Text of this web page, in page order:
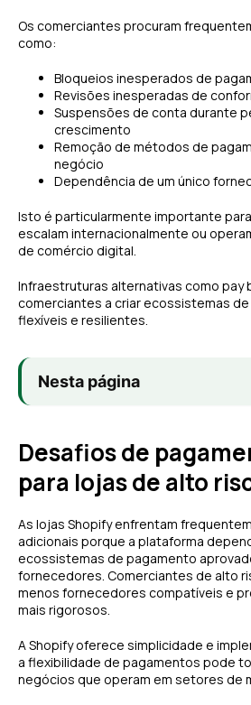
Os comerciantes procuram
como:
Bloqueios inesperados de
Revisões inesperadas de
Suspensões de conta durante
crescimento
Remoção de métodos de
negócio
Dependência de um único
Isto é particularmente importante
escalam internacionalmente ou
de comércio digital.
Infraestruturas alternativas como pay
comerciantes a criar ecossistemas
flexíveis e resilientes.
Nesta página
Desafios de
para lojas de alto
As lojas Shopify enfrentam
adicionais porque a plataforma
ecossistemas de pagamento
fornecedores. Comerciantes de alto
menos fornecedores compatíveis e
mais rigorosos.
A Shopify oferece simplicidade e
a flexibilidade de pagamentos pode
negócios que operam em setores de